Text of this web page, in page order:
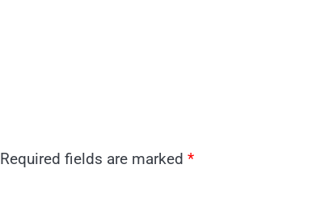
Required fields are marked *